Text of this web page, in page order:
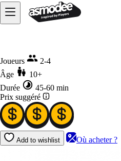
Joueurs
2-4
Âge
10+
Durée
45-60 min
Prix suggéré
Add to wishlist Où acheter ?